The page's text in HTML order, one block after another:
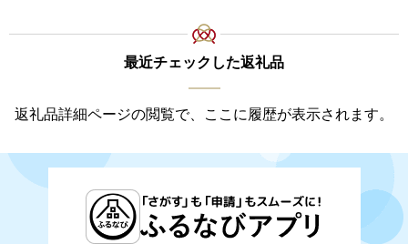
最近チェックした返礼品
返礼品詳細ページの閲覧で、ここに履歴が表示されます。